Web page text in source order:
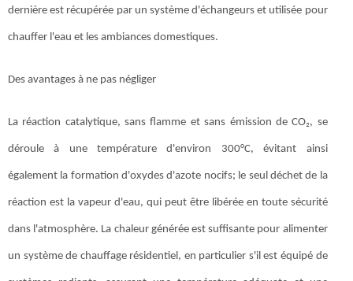
dernière est récupérée par un système d'échangeurs et utilisée pour
chauffer l'eau et les ambiances domestiques.
Des avantages à ne pas négliger
La réaction catalytique, sans flamme et sans émission de CO₂, se
déroule à une température d'environ 300°C, évitant ainsi
également la formation d'oxydes d'azote nocifs; le seul déchet de la
réaction est la vapeur d'eau, qui peut être libérée en toute sécurité
dans l'atmosphère. La chaleur générée est suffisante pour alimenter
un système de chauffage résidentiel, en particulier s'il est équipé de